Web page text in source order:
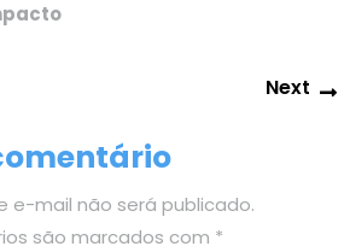
Next
e-mail não será publicado.
são marcados com *